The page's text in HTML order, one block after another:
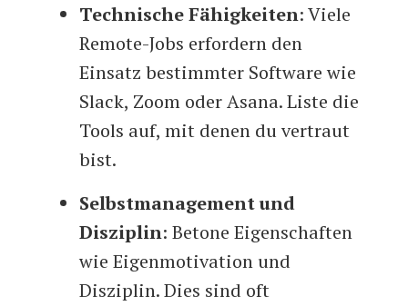
Technische Fähigkeiten: Viele
Remote-Jobs erfordern den
Einsatz bestimmter Software wie
Slack, Zoom oder Asana. Liste die
Tools auf, mit denen du vertraut
bist.
Selbstmanagement und
Disziplin: Betone Eigenschaften
wie Eigenmotivation und
Disziplin. Dies sind oft